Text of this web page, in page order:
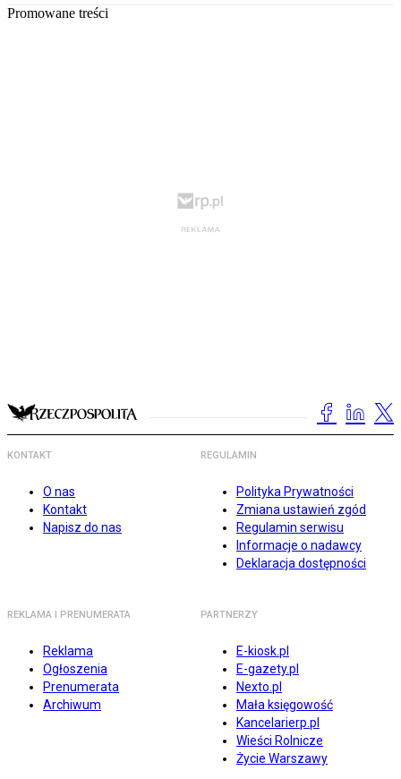
Promowane treści
KONTAKT
O nas
Kontakt
Napisz do nas
REGULAMIN
Polityka Prywatności
Zmiana ustawień zgód
Regulamin serwisu
Informacje o nadawcy
Deklaracja dostępności
REKLAMA I PRENUMERATA
Reklama
Ogłoszenia
Prenumerata
Archiwum
PARTNERZY
E-kiosk.pl
E-gazety.pl
Nexto.pl
Mała księgowość
Kancelarierp.pl
Wieści Rolnicze
Życie Warszawy